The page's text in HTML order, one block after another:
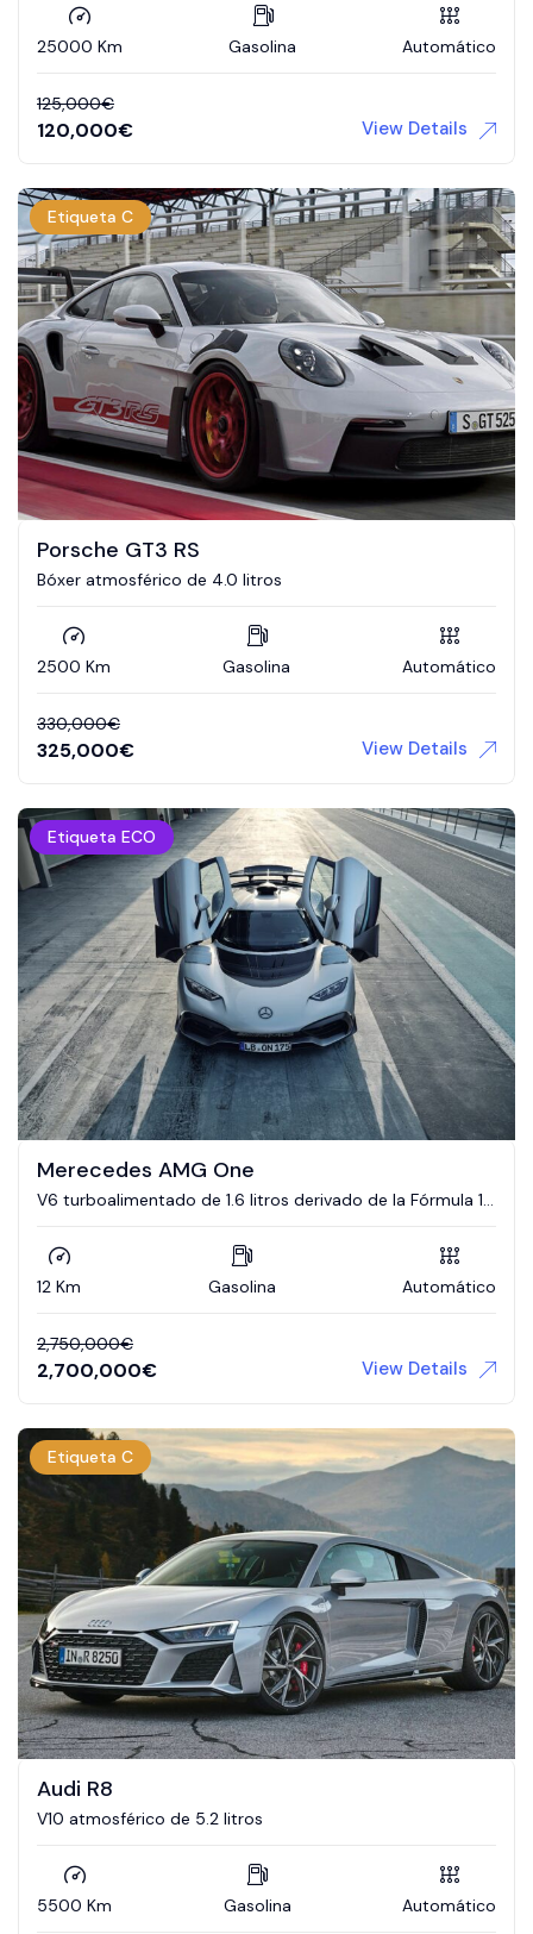
25000 Km Gasolina Automático
125,000€
120,000€ View Details
Etiqueta C
Porsche GT3 RS
Bóxer atmosférico de 4.0 litros
2500 Km Gasolina Automático
330,000€
325,000€ View Details
Etiqueta ECO
Merecedes AMG One
V6 turboalimentado de 1.6 litros derivado de la Fórmula 1,
12 Km Gasolina Automático
2,750,000€
2,700,000€ View Details
Etiqueta C
Audi R8
V10 atmosférico de 5.2 litros
5500 Km Gasolina Automático